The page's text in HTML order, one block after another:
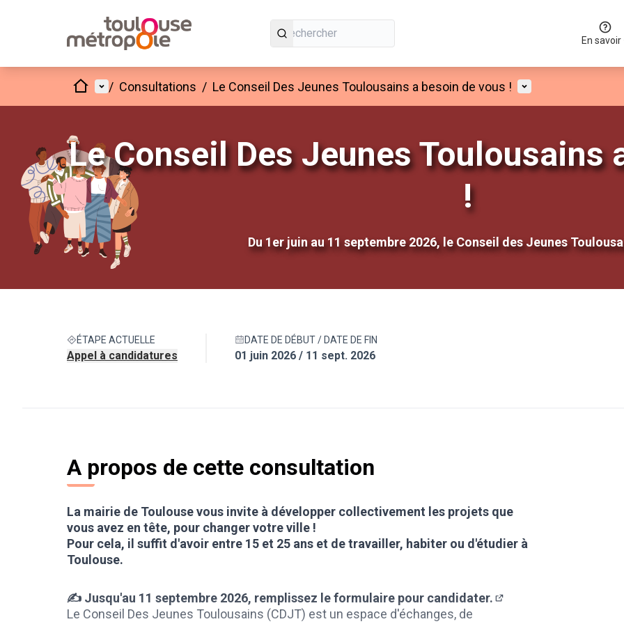
En savoir
AccueilMenu principal
/ Consultations / Le Conseil Des Jeunes Toulousains a besoin de vous ! Menu utilisateur
Le Conseil Des Jeunes Toulousains
!
Du 1er juin au 11 septembre 2026, le Conseil des Jeunes
ÉTAPE ACTUELLE
Appel à candidatures
DATE DE DÉBUT / DATE DE FIN
01 juin 2026 / 11 sept. 2026
A propos de cette consultation
La mairie de Toulouse vous invite à développer collectivement les projets que
vous avez en tête, pour changer votre ville !
Pour cela, il suffit d'avoir entre 15 et 25 ans et de travailler, habiter ou d'étudier à
Toulouse.
✍ Jusqu'au 11 septembre 2026, remplissez le formulaire pour candidater.
Le Conseil Des Jeunes Toulousains (CDJT) est un espace d'échanges, de